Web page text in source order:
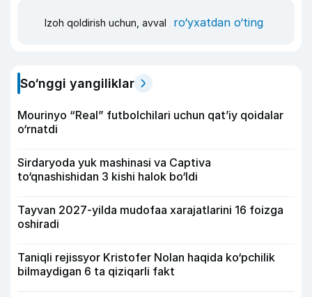
Izoh qoldirish uchun, avval ro‘yxatdan o‘ting
So‘nggi yangiliklar
Mourinyo “Real” futbolchilari uchun qat’iy qoidalar
o‘rnatdi
Sirdaryoda yuk mashinasi va Captiva
to‘qnashishidan 3 kishi halok bo‘ldi
Tayvan 2027-yilda mudofaa xarajatlarini 16 foizga
oshiradi
Taniqli rejissyor Kristofer Nolan haqida ko‘pchilik
bilmaydigan 6 ta qiziqarli fakt